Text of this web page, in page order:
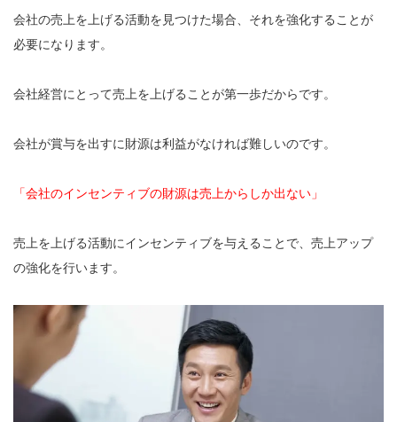
会社の売上を上げる活動を見つけた場合、それを強化することが
必要になります。
会社経営にとって売上を上げることが第一歩だからです。
会社が賞与を出すに財源は利益がなければ難しいのです。
「会社のインセンティブの財源は売上からしか出ない」
売上を上げる活動にインセンティブを与えることで、売上アップ
の強化を行います。